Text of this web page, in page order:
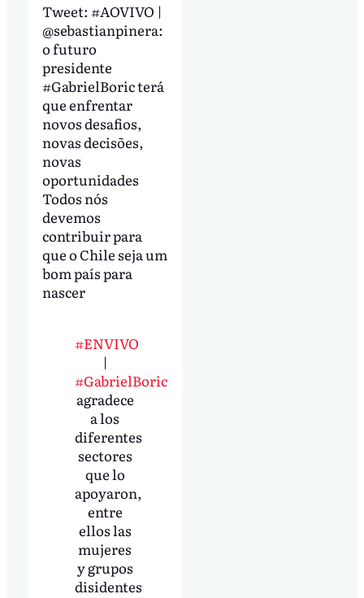
Tweet: #AOVIVO |
@sebastianpinera:
o futuro
presidente
#GabrielBoric terá
que enfrentar
novos desafios,
novas decisões,
novas
oportunidades
Todos nós
devemos
contribuir para
que o Chile seja um
bom país para
nascer
#ENVIVO
|
#GabrielBoric
agradece
a los
diferentes
sectores
que lo
apoyaron,
entre
ellos las
mujeres
y grupos
disidentes